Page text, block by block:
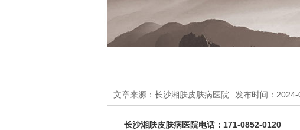
文章来源：长沙湘肤皮肤病医院 发布时间：
长沙湘肤皮肤病医院电话：171-0852-0120